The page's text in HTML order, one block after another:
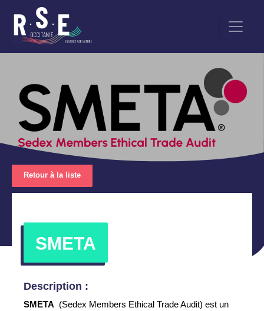
contenu
Retour à la liste
SMETA
Description :
SMETA (Sedex Members Ethical Trade Audit) est un